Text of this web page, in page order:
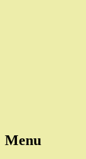
Menu